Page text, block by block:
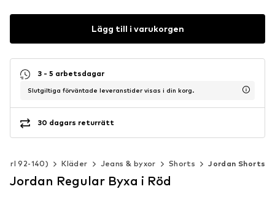
Lägg till i varukorgen
3 - 5 arbetsdagar
Slutgiltiga förväntade leveranstider visas i din korg.
30 dagars returrätt
92-140) Kläder Jeans & byxor Shorts Jordan Shorts
Jordan Regular Byxa i Röd